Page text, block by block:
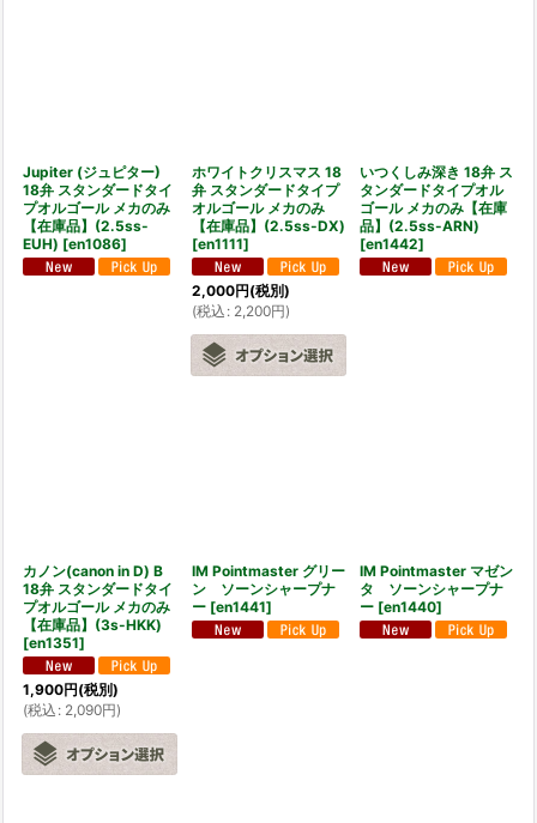
Jupiter (ジュピター)
18弁 スタンダードタイ
プオルゴール メカのみ
【在庫品】(2.5ss-
EUH) [en1086]
ホワイトクリスマス 18
弁 スタンダードタイプ
オルゴール メカのみ
【在庫品】(2.5ss-DX)
[en1111]
2,000円(税別)
(税込 : 2,200円)
いつくしみ深き 18弁 ス
タンダードタイプオル
ゴール メカのみ【在庫
品】(2.5ss-ARN)
[en1442]
カノン(canon in D) B
18弁 スタンダードタイ
プオルゴール メカのみ
【在庫品】(3s-HKK)
[en1351]
1,900円(税別)
(税込 : 2,090円)
IM Pointmaster グリー
ン ソーンシャープナ
ー [en1441]
IM Pointmaster マゼン
タ ソーンシャープナ
ー [en1440]